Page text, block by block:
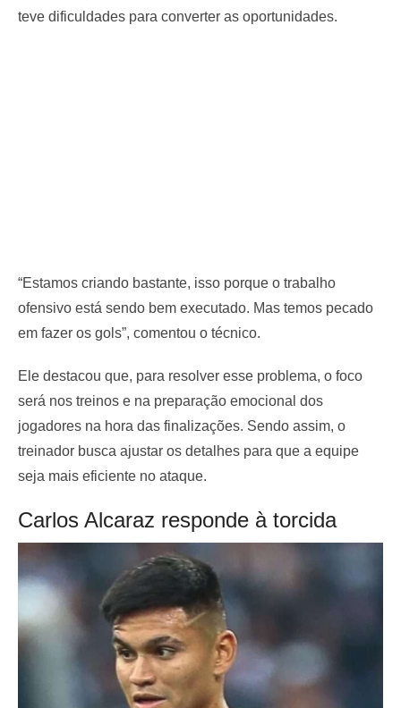
teve dificuldades para converter as oportunidades.
“Estamos criando bastante, isso porque o trabalho
ofensivo está sendo bem executado. Mas temos pecado
em fazer os gols”, comentou o técnico.
Ele destacou que, para resolver esse problema, o foco
será nos treinos e na preparação emocional dos
jogadores na hora das finalizações. Sendo assim, o
treinador busca ajustar os detalhes para que a equipe
seja mais eficiente no ataque.
Carlos Alcaraz responde à torcida